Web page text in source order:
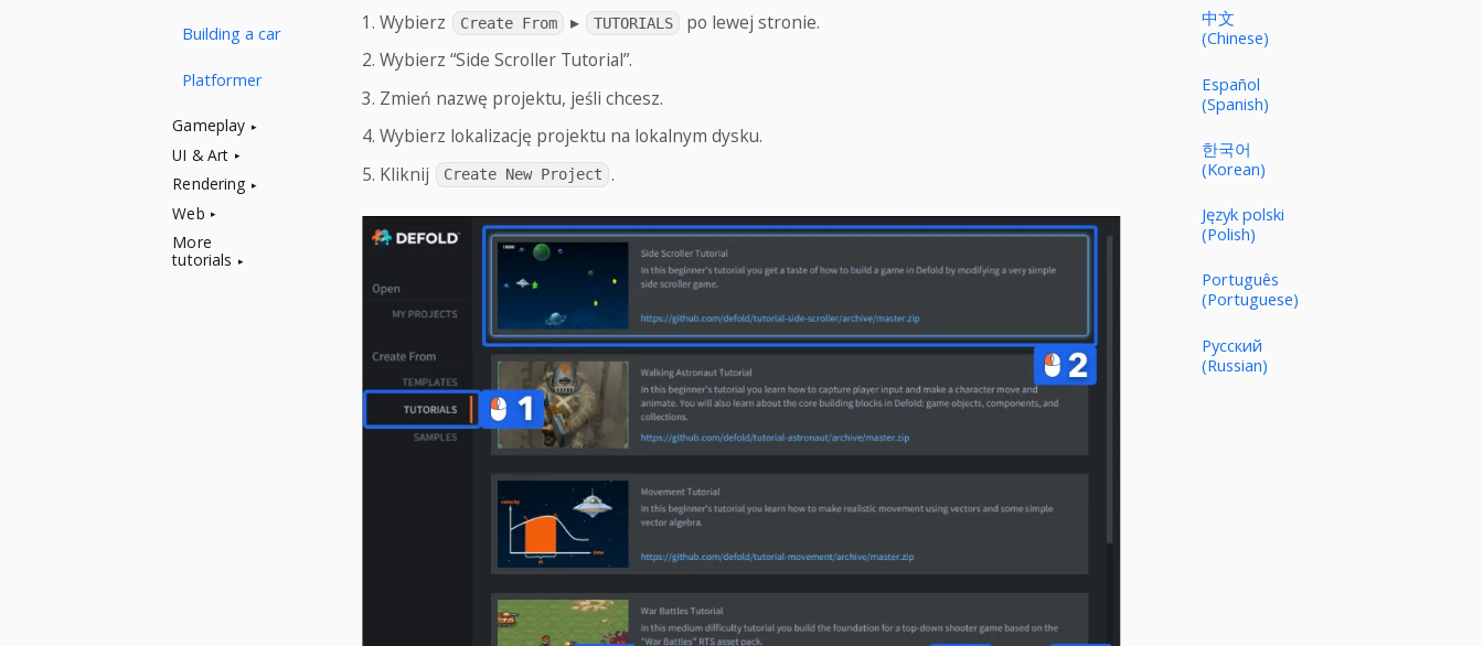
Building a car
Platformer
Gameplay
UI & Art
Rendering
Web
More
tutorials
Wybierz Create From ▸ TUTORIALS
po lewej stronie.
Wybierz “Side Scroller Tutorial”.
Zmień nazwę projektu, jeśli chcesz.
Wybierz lokalizację projektu na lokalnym dysku.
Kliknij
Create New Project .
中文
(Chinese)
Español
(Spanish)
한국어
(Korean)
Język polski
(Polish)
Português
(Portuguese)
Русский
(Russian)